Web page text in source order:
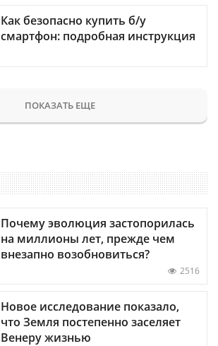
Как безопасно купить б/у
смартфон: подробная инструкция
ПОКАЗАТЬ ЕЩЕ
Почему эволюция застопорилась
на миллионы лет, прежде чем
внезапно возобновиться?
2516
Новое исследование показало,
что Земля постепенно заселяет
Венеру жизнью